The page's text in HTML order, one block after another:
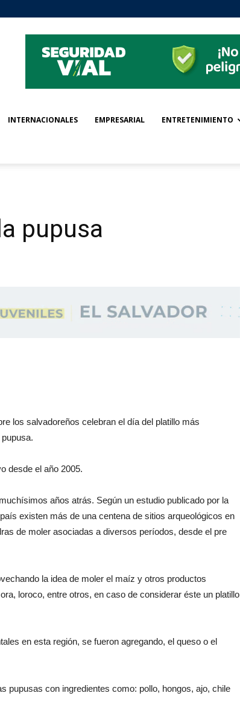
INTERNACIONALES EMPRESARIAL ENTRETENIMIENTO
pupusa
los salvadoreños celebran el día del platillo más
desde el año 2005.
años atrás. Según un estudio publicado por la
existen más de una centena de sitios arqueológicos en
de moler asociadas a diversos períodos, desde el pre
la idea de moler el maíz y otros productos
loroco, entre otros, en caso de considerar éste un platillo
en esta región, se fueron agregando, el queso o el
pupusas con ingredientes como: pollo, hongos, ajo, chile